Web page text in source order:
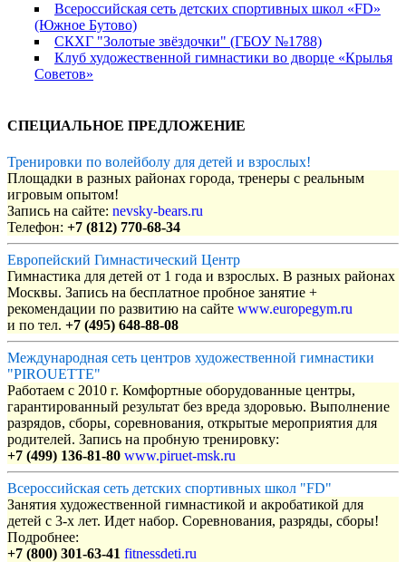
Всероссийская сеть детских спортивных школ «FD»
(Южное Бутово)
СКХГ "Золотые звёздочки" (ГБОУ №1788)
Клуб художественной гимнастики во дворце «Крылья
Советов»
СПЕЦИАЛЬНОЕ ПРЕДЛОЖЕНИЕ
Тренировки по волейболу для детей и взрослых!
Площадки в разных районах города, тренеры с реальным
игровым опытом!
Запись на сайте: nevsky-bears.ru
Телефон: +7 (812) 770-68-34
Европейский Гимнастический Центр
Гимнастика для детей от 1 года и взрослых. В разных районах
Москвы. Запись на бесплатное пробное занятие +
рекомендации по развитию на сайте www.europegym.ru
и по тел. +7 (495) 648-88-08
Международная сеть центров художественной гимнастики
"PIROUETTE"
Работаем с 2010 г. Комфортные оборудованные центры,
гарантированный результат без вреда здоровью. Выполнение
разрядов, сборы, соревнования, открытые мероприятия для
родителей. Запись на пробную тренировку:
+7 (499) 136-81-80 www.piruet-msk.ru
Всероссийская сеть детских спортивных школ "FD"
Занятия художественной гимнастикой и акробатикой для
детей с 3-х лет. Идет набор. Соревнования, разряды, сборы!
Подробнее:
+7 (800) 301-63-41 fitnessdeti.ru